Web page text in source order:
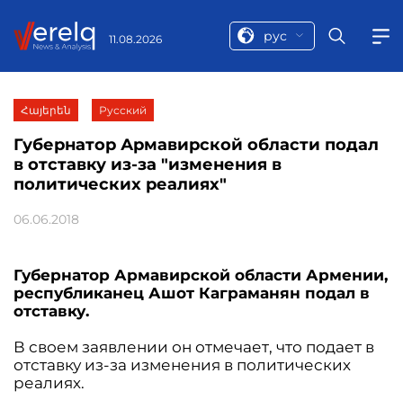
11.08.2026 рус
Հայերեն Русский
Губернатор Армавирской области подал
в отставку из-за "изменения в
политических реалиях"
06.06.2018
Губернатор Армавирской области Армении,
республиканец Ашот Каграманян подал в
отставку.
В своем заявлении он отмечает, что подает в
отставку из-за изменения в политических
реалиях.